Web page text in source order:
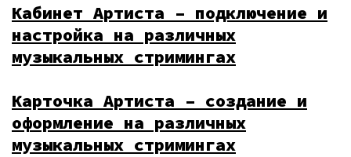
Кабинет Артиста – подключение и
настройка на различных
музыкальных стримингах
Карточка Артиста – создание и
оформление на различных
музыкальных стримингах